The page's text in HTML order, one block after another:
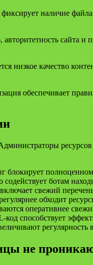
наличие
сайта и
качество
обеспечивает
блокирует
ботам
свежий
обходит
оперативнее
способствует
регулярность
не